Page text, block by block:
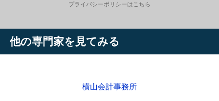
プライバシーポリシーはこちら
他の専門家を見てみる
横山会計事務所